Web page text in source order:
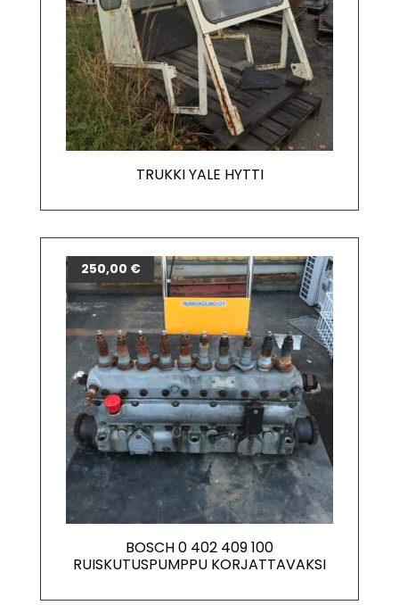
TRUKKI YALE HYTTI
BOSCH 0 402 409 100
RUISKUTUSPUMPPU KORJATTAVAKSI
250,00 €